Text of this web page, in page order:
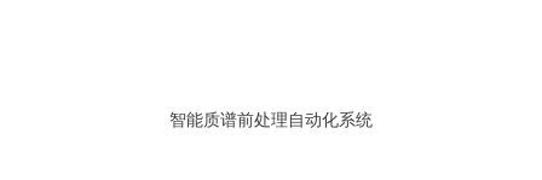
智能质谱前处理自动化系统